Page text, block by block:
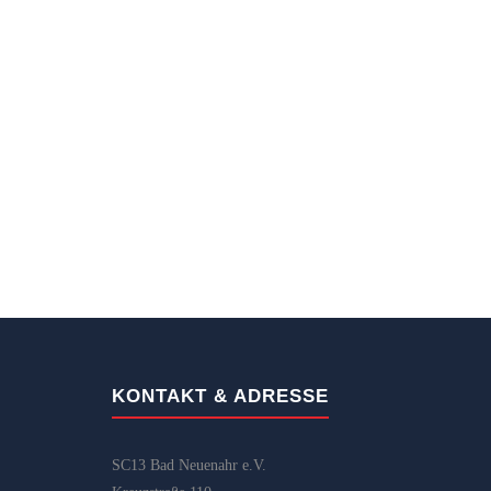
KONTAKT & ADRESSE
SC13 Bad Neuenahr e.V.